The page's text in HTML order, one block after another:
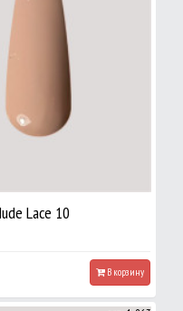
Lace 10
В корзину